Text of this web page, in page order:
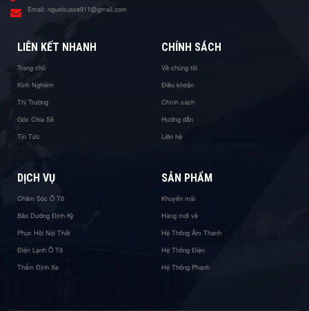
Email: nguoisuaxe911@gmail.com
LIÊN KẾT NHANH
Trang chủ
Kinh Nghiệm
Thị Trường
Góc Chia Sẻ
Tin Tức
CHÍNH SÁCH
Về chúng tôi
Điều khoản
Chính sách
Hướng dẫn
Liên hệ
DỊCH VỤ
Chăm Sóc Ô Tô
Bảo Dưỡng Định Kỳ
Phục Hồi Nội Thất
Điện Lạnh Ô Tô
Thẩm Định Xe
SẢN PHẨM
Khuyến mãi
Hàng mới về
Hệ Thống Âm Thanh
Hệ Thống Điện
Hệ Thống Phanh